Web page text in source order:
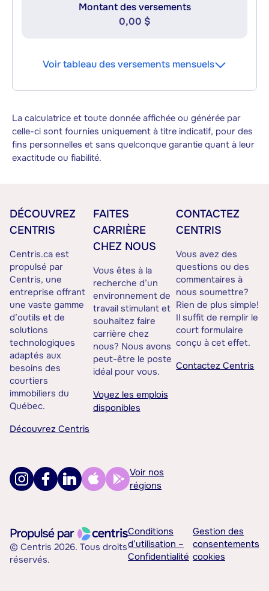
Montant des versements
0,00 $
Voir tableau des versements mensuels
La calculatrice et toute donnée affichée ou générée par
celle-ci sont fournies uniquement à titre indicatif, pour des
fins personnelles et sans quelconque garantie quant à leur
exactitude ou fiabilité.
DÉCOUVREZ
CENTRIS
Centris.ca est
propulsé par
Centris, une
entreprise offrant
une vaste gamme
d’outils et de
solutions
technologiques
adaptés aux
besoins des
courtiers
immobiliers du
Québec.
Découvrez Centris
FAITES
CARRIÈRE
CHEZ NOUS
Vous êtes à la
recherche d’un
environnement de
travail stimulant et
souhaitez faire
carrière chez
nous? Nous avons
peut-être le poste
idéal pour vous.
Voyez les emplois
disponibles
CONTACTEZ
CENTRIS
Vous avez des
questions ou des
commentaires à
nous soumettre?
Rien de plus simple!
Il suffit de remplir le
court formulaire
conçu à cet effet.
Contactez Centris
Voir nos
régions
© Centris 2026. Tous droits
réservés.
Conditions
d’utilisation –
Confidentialité
Gestion des
consentements
cookies